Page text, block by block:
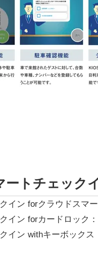
ートチェック
イン forクラウドスマ
イン forカードロック：
イン withキーボックス